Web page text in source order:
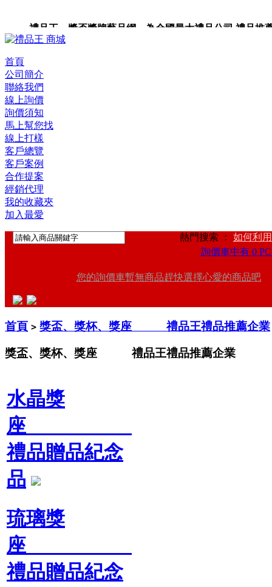
禮品王 獎盃獎牌藝品網 為全國最大禮品公司,禮品推
禮品卡,企業禮品,禮品小物,高級禮品,禮品網站。
首頁
公司簡介
聯絡我們
線上詢價
詢價須知
馬上幫您找
線上打樣
客戶總覽
客戶案例
合作提案
經銷代理
我的收藏夾
加入最愛
熱門搜索 ： 如何利
詢價車中有 0
您的詢價車暫無商品趕快選擇心愛的商品吧
首頁 > 獎盃、獎杯、獎座 禮品王禮品推薦企業
獎盃、獎杯、獎座 禮品王禮品推薦企業
水晶獎
座
禮品贈品紀念
品
琉璃獎
座
禮品贈品紀念